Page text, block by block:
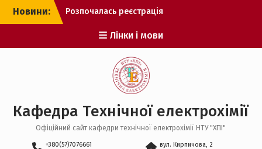
Перейти
Новини:
Розпочалась реєстрація
Рекомендації до вступу
оприлюднено!
Розпочато подання заяв
від вступників у
магістратуру
Лінки і мови
Кафедра Технічної електрохімії
Офіційний сайт кафедри технічної електрохімії НТУ "ХПІ"
+380(57)7076661
вул. Кирпичова, 2